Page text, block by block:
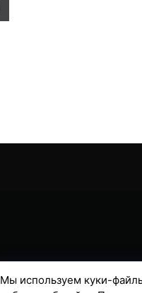
Мы используем куки-